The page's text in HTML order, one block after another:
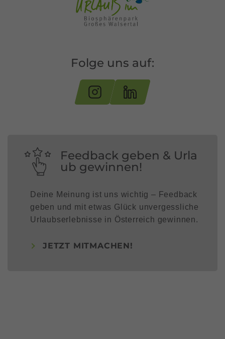
Folge uns auf:
Feedback geben & Urla
ub gewinnen!
Deine Meinung ist uns wichtig – Feedback
geben und mit etwas Glück unvergessliche
Urlaubserlebnisse in Österreich gewinnen.
JETZT MITMACHEN!